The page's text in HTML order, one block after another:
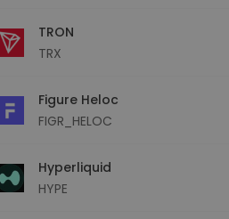
TRON
TRX
Figure Heloc
FIGR_HELOC
Hyperliquid
HYPE